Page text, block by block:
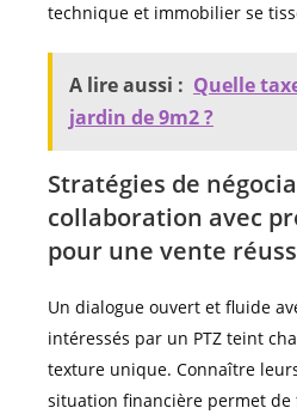
technique et immobilier se
A lire aussi : Quelle
jardin de 9m2 ?
Stratégies de
collaboration avec
pour une vente
Un dialogue ouvert et fluide
intéressés par un PTZ teint
texture unique. Connaître
situation financière permet de